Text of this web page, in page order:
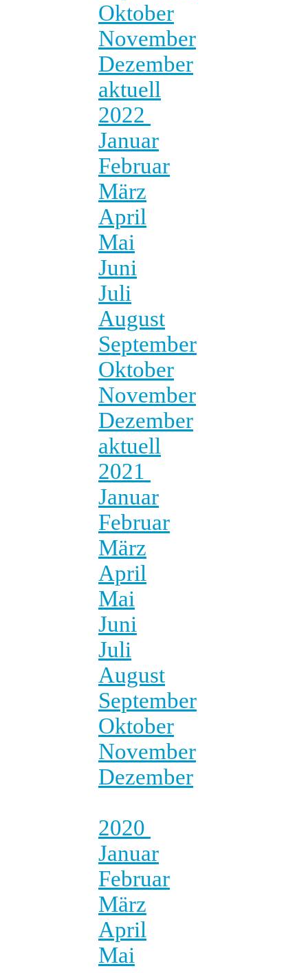
Oktober
November
Dezember
aktuell
2022
Januar
Februar
März
April
Mai
Juni
Juli
August
September
Oktober
November
Dezember
aktuell
2021
Januar
Februar
März
April
Mai
Juni
Juli
August
September
Oktober
November
Dezember
2020
Januar
Februar
März
April
Mai